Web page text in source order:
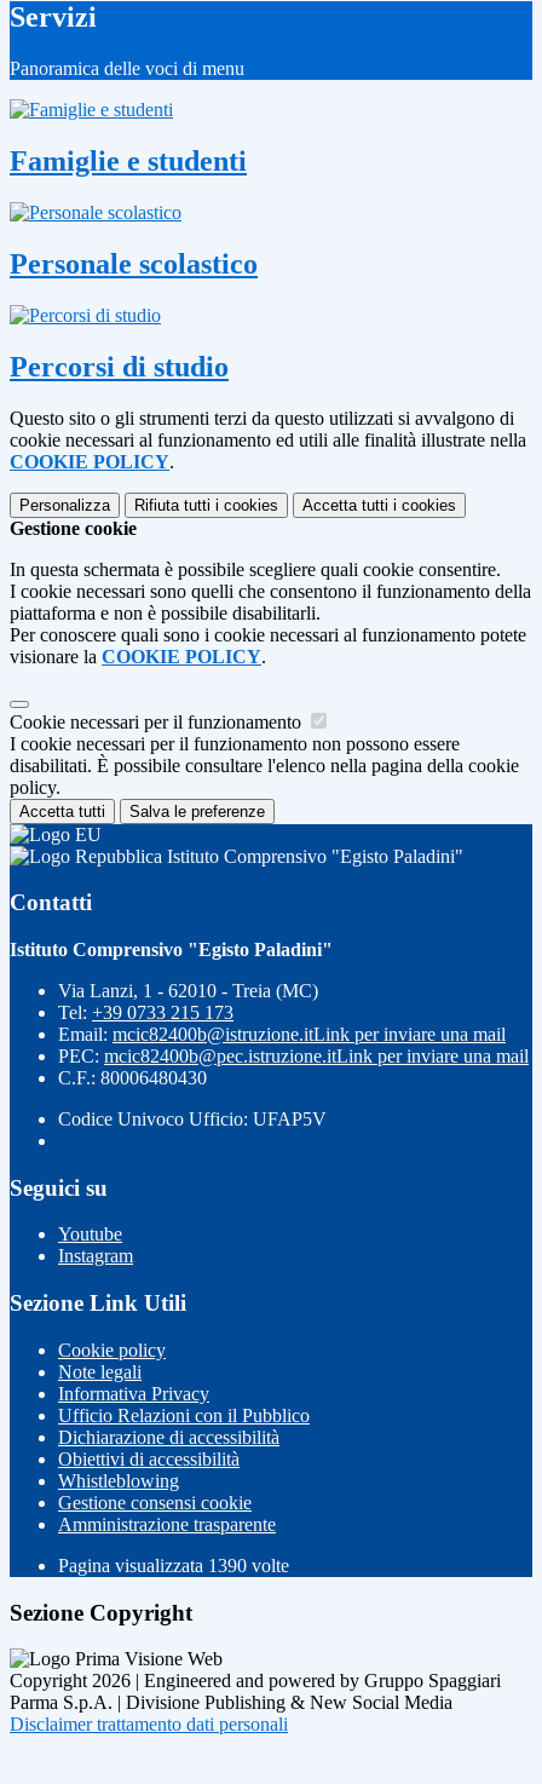
Servizi
Panoramica delle voci di menu
Famiglie e studenti
Personale scolastico
Percorsi di studio
Questo sito o gli strumenti terzi da questo utilizzati si avvalgono di
cookie necessari al funzionamento ed utili alle finalità illustrate nella
COOKIE POLICY.
Personalizza Rifiuta tutti i cookies Accetta tutti i cookies
Gestione cookie
In questa schermata è possibile scegliere quali cookie consentire.
I cookie necessari sono quelli che consentono il funzionamento della
piattaforma e non è possibile disabilitarli.
Per conoscere quali sono i cookie necessari al funzionamento potete
visionare la COOKIE POLICY.
Cookie necessari per il funzionamento
I cookie necessari per il funzionamento non possono essere
disabilitati. È possibile consultare l'elenco nella pagina della cookie
policy.
Accetta tutti Salva le preferenze
Istituto Comprensivo "Egisto Paladini"
Contatti
Istituto Comprensivo "Egisto Paladini"
Via Lanzi, 1 - 62010 - Treia (MC)
Tel: +39 0733 215 173
Email: mcic82400b@istruzione.itLink per inviare una mail
PEC: mcic82400b@pec.istruzione.itLink per inviare una mail
C.F.: 80006480430
Codice Univoco Ufficio: UFAP5V
Seguici su
Youtube
Instagram
Sezione Link Utili
Cookie policy
Note legali
Informativa Privacy
Ufficio Relazioni con il Pubblico
Dichiarazione di accessibilità
Obiettivi di accessibilità
Whistleblowing
Gestione consensi cookie
Amministrazione trasparente
Pagina visualizzata 1390 volte
Sezione Copyright
Copyright 2026 | Engineered and powered by Gruppo Spaggiari
Parma S.p.A. | Divisione Publishing & New Social Media
Disclaimer trattamento dati personali